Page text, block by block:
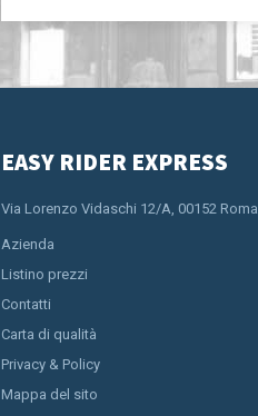
EASY RIDER EXPRESS
Via Lorenzo Vidaschi 12/A, 00152 Roma
Azienda
Listino prezzi
Contatti
Carta di qualità
Privacy & Policy
Mappa del sito